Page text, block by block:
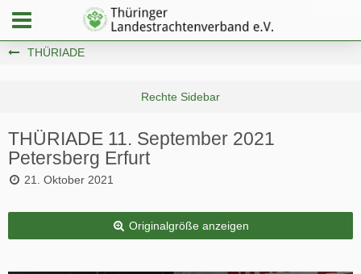
THÜRIADE
THÜRIADE 11. September 2021
Petersberg Erfurt
21. Oktober 2021
Originalgröße anzeigen